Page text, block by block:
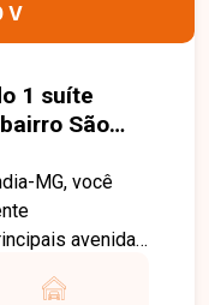
V
1 suíte
São
MG, você
avenidas